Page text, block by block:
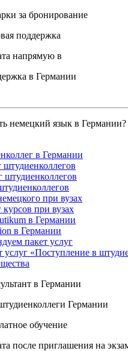
за бронирование
поддержка
напрямую в
в Германии
немецкий язык в
в Германии
штудиенколлегов
штудиенколлегов
при вузах
курсов при вузах
в Германии
в Германии
пакет услуг
в Германии
Германии
обучение
после приглашения на